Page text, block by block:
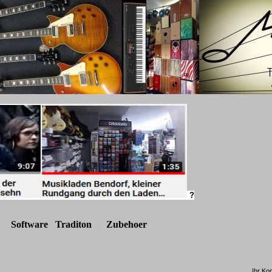
?
Software Traditon Zubehoer